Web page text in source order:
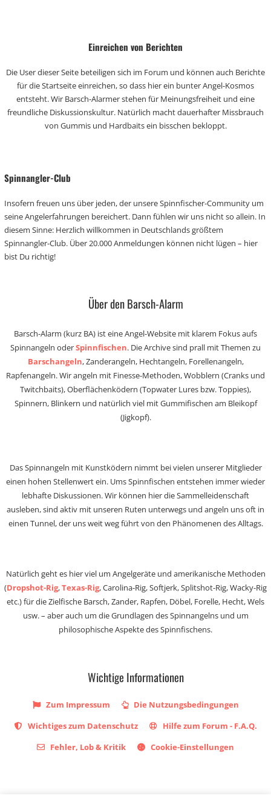
Einreichen von Berichten
Die User dieser Seite beteiligen sich im Forum und können auch Berichte
für die Startseite einreichen, so dass hier ein bunter Angel-Kosmos
entsteht. Wir Barsch-Alarmer stehen für Meinungsfreiheit und eine
freundliche Diskussionskultur. Natürlich macht dauerhafter Missbrauch
von Gummis und Hardbaits ein bisschen bekloppt.
Spinnangler-Club
Insofern freuen uns über jeden, der unsere Spinnfischer-Community um
seine Angelerfahrungen bereichert. Dann fühlen wir uns nicht so allein. In
diesem Sinne: Herzlich willkommen in Deutschlands größtem
Spinnangler-Club. Über 20.000 Anmeldungen können nicht lügen – hier
bist Du richtig!
Über den Barsch-Alarm
Barsch-Alarm (kurz BA) ist eine Angel-Website mit klarem Fokus aufs
Spinnangeln oderSpinnfischen. Die Archive sind prall mit Themen zu
Barschangeln, Zanderangeln, Hechtangeln, Forellenangeln,
Rapfenangeln. Wir angeln mit Finesse-Methoden, Wobblern (Cranks und
Twitchbaits), Oberflächenködern (Topwater Lures bzw. Toppies),
Spinnern, Blinkern und natürlich viel mit Gummifischen am Bleikopf
(Jigkopf).
Das Spinnangeln mit Kunstködern nimmt bei vielen unserer Mitglieder
einen hohen Stellenwert ein. Ums Spinnfischen entstehen immer wieder
lebhafte Diskussionen. Wir können hier die Sammelleidenschaft
ausleben, sind aktiv mit unseren Ruten unterwegs und angeln uns oft in
einen Tunnel, der uns weit weg führt von den Phänomenen des Alltags.
Natürlich geht es hier viel um Angelgeräte und amerikanische Methoden
(Dropshot-Rig,Texas-Rig, Carolina-Rig, Softjerk, Splitshot-Rig, Wacky-Rig
etc.) für die Zielfische Barsch, Zander, Rapfen, Döbel, Forelle, Hecht, Wels
usw. – aber auch um die Grundlagen des Spinnangelns und um
philosophische Aspekte des Spinnfischens.
Wichtige Informationen
Zum Impressum
Die Nutzungsbedingungen
Wichtiges zum Datenschutz
Hilfe zum Forum - F.A.Q.
Fehler, Lob & Kritik
Cookie-Einstellungen